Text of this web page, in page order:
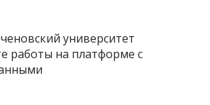
университет
работы на платформе с